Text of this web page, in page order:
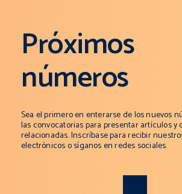
Próximos
números
Sea el primero en enterarse de los nuevos
las convocatorias para presentar artículos y
relacionadas. Inscríbase para recibir
electrónicos o síganos en redes sociales.